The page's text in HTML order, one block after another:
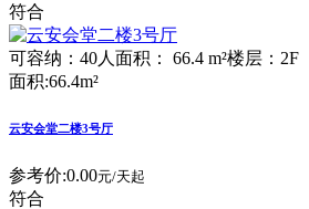
符合
可容纳：40人 面积： 66.4 m²楼层：2F
面积:66.4m²
云安会堂二楼3号厅
参考价:0.00元/天起
符合